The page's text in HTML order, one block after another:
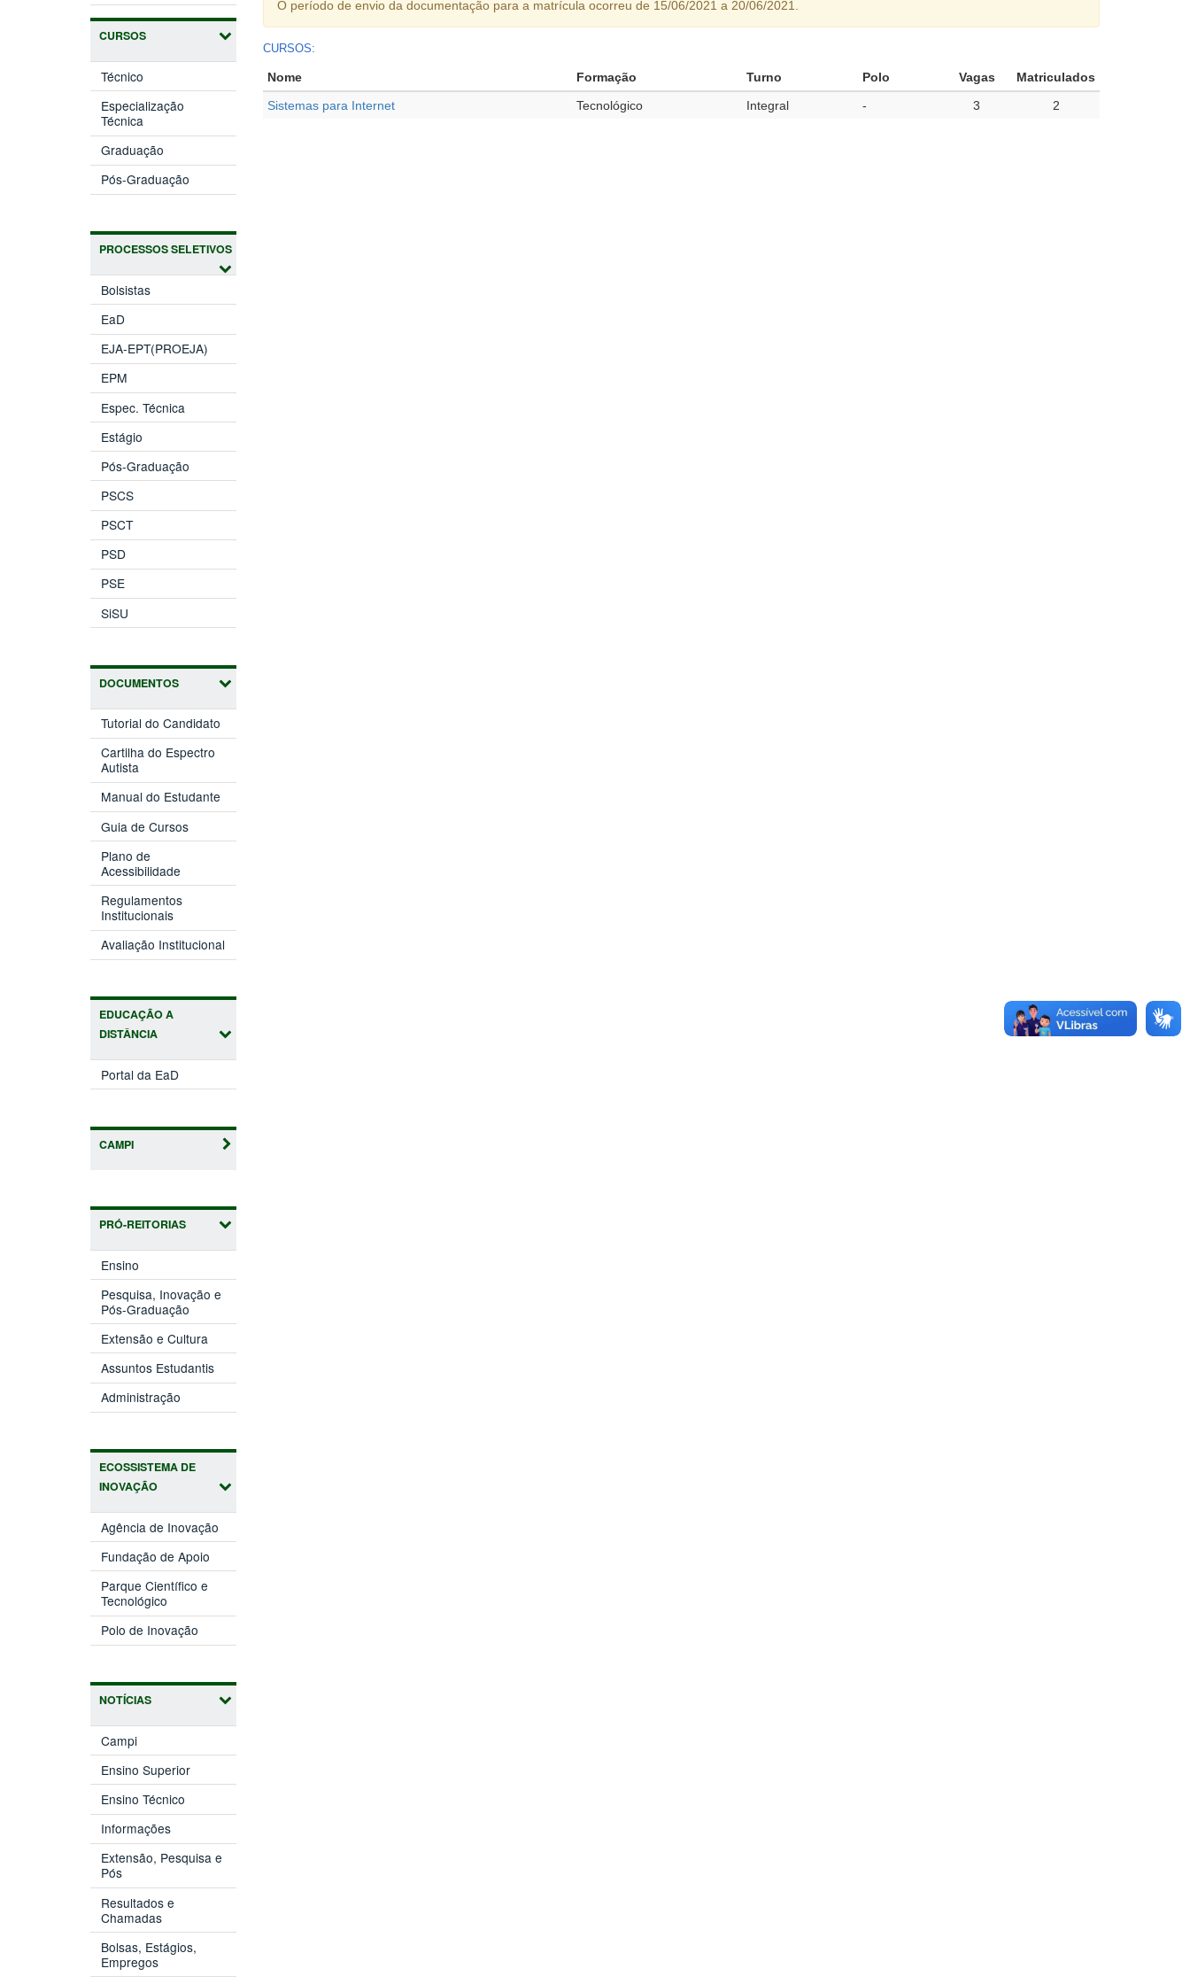
CURSOS
Técnico
Especialização
Técnica
Graduação
Pós-Graduação
PROCESSOS SELETIVOS
Bolsistas
EaD
EJA-EPT(PROEJA)
EPM
Espec. Técnica
Estágio
Pós-Graduação
PSCS
PSCT
PSD
PSE
SiSU
DOCUMENTOS
Tutorial do Candidato
Cartilha do Espectro
Autista
Manual do Estudante
Guia de Cursos
Plano de
Acessibilidade
Regulamentos
Institucionais
Avaliação Institucional
EDUCAÇÃO A
DISTÂNCIA
Portal da EaD
CAMPI
PRÓ-REITORIAS
Ensino
em
nova
janela)
Pesquisa, Inovação e
Pós-Graduação (abre
em
nova
janela)
Extensão e Cultura
em
nova
janela)
Assuntos Estudantis(abre
em
janela)
Administração
em
ECOSSISTEMA DE
INOVAÇÃO
Agência de Inovação
em
janela)
Fundação de Apoio
em
Parque Científico e
Tecnológico
em
nova
janela)
Polo de Inovação
em
NOTÍCIAS
Campi
Ensino Superior
Ensino Técnico
Informações
Extensão, Pesquisa e
Pós
Resultados e
Chamadas
Bolsas, Estágios,
Empregos
O período de envio da documentação para a matrícula ocorreu de 15/06/2021 a 20/06/2021.
CURSOS:
Nome Formação Turno Polo Vagas
Matriculados
Sistemas para Internet
Tecnológico Integral - 3 2